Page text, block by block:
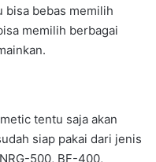
bisa bebas memilih
memilih berbagai
tentu saja akan
siap pakai dari jenis
500, BF-400,